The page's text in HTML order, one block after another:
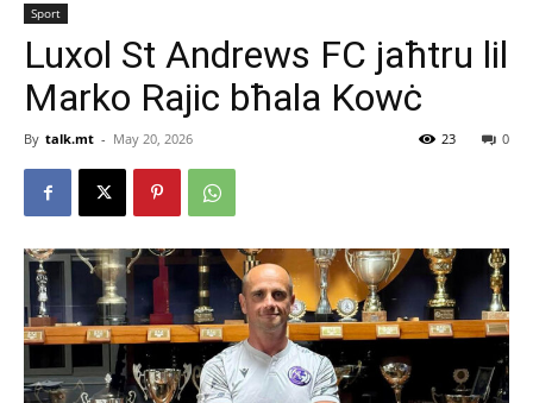
Sport
Luxol St Andrews FC jaħtru lil
Marko Rajic bħala Kowċ
By talk.mt - May 20, 2026 0
23